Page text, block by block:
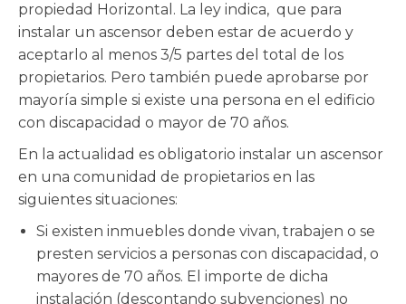
propiedad Horizontal. La ley indica, que para
instalar un ascensor deben estar de acuerdo y
aceptarlo al menos 3/5 partes del total de los
propietarios. Pero también puede aprobarse por
mayoría simple si existe una persona en el edificio
con discapacidad o mayor de 70 años.
En la actualidad es obligatorio instalar un ascensor
en una comunidad de propietarios en las
siguientes situaciones:
Si existen inmuebles donde vivan, trabajen o se
presten servicios a personas con discapacidad, o
mayores de 70 años. El importe de dicha
instalación (descontando subvenciones) no